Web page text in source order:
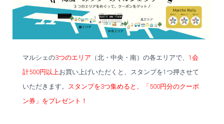
マルシェの3つのエリア （北・中央・南）の各エリアで、 1会
計500円以上お買い上げいただくと、スタンプを1つ押させて
いただきます。 スタンプを3つ集めると、「500円分のクーポ
ン券」をプレゼント！